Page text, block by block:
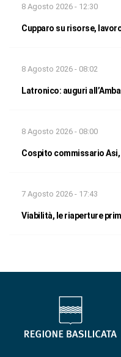
8 Agosto 2026 - 12:30
Cupparo su risorse,
8 Agosto 2026 - 08:02
Latronico: auguri
8 Agosto 2026 - 08:00
Cospito commissario
7 Agosto 2026 - 17:43
Viabilità, le riaperture